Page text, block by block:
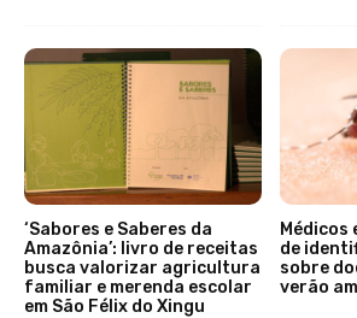
‘Sabores e Saberes da
Amazônia’: livro de receitas
busca valorizar agricultura
familiar e merenda escolar
em São Félix do Xingu
de
sobre
verão